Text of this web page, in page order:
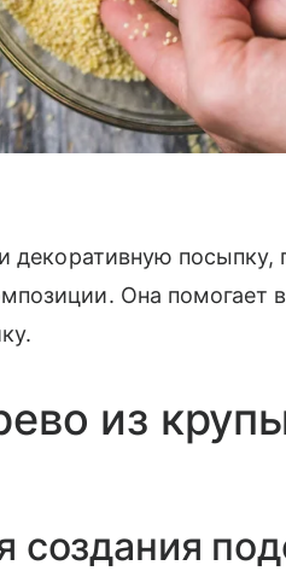
декоративную
Она помогает
из
создания